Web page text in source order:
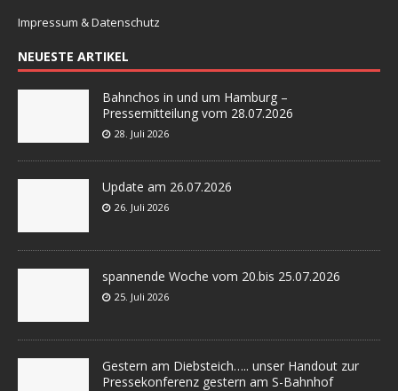
Impressum & Datenschutz
NEUESTE ARTIKEL
Bahnchos in und um Hamburg –
Pressemitteilung vom 28.07.2026
28. Juli 2026
Update am 26.07.2026
26. Juli 2026
spannende Woche vom 20.bis 25.07.2026
25. Juli 2026
Gestern am Diebsteich….. unser Handout zur
Pressekonferenz gestern am S-Bahnhof